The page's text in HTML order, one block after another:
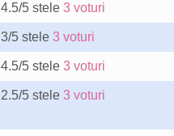
4.5/5 stele 3 voturi
3/5 stele 3 voturi
4.5/5 stele 3 voturi
2.5/5 stele 3 voturi